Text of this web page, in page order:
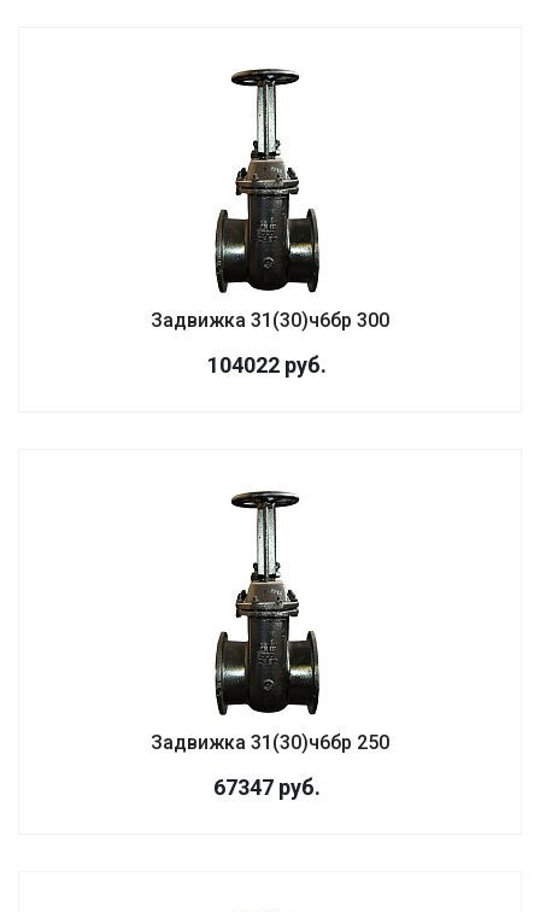
Задвижка 31(30)ч6бр 300
104022 руб.
Задвижка 31(30)ч6бр 250
67347 руб.